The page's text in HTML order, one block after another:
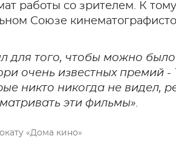
работы со зрителем. К
Союзе
для того, чтобы можно
очень известных премий
никто никогда не видел,
эти фильмы».
«Дома кино»